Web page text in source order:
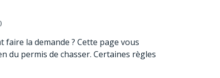
faire la demande ? Cette page vous
du permis de chasser. Certaines règles